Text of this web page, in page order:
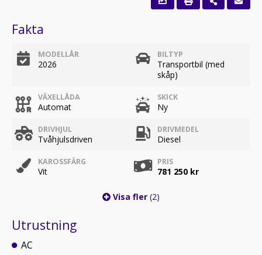
Fakta
MODELLÅR
2026
BILTYP
Transportbil (med
skåp)
VÄXELLÅDA
Automat
SKICK
Ny
DRIVHJUL
Tvåhjulsdriven
DRIVMEDEL
Diesel
KAROSSFÄRG
Vit
PRIS
781 250 kr
Visa fler (2)
Utrustning
AC